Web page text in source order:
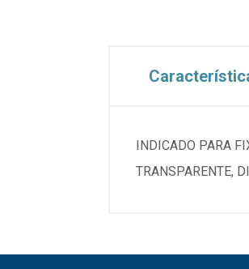
INDICADO PARA
TRANSPARENTE,